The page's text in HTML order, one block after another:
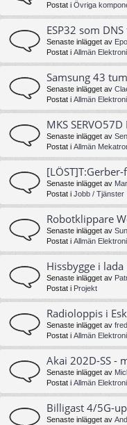
Postat i Övriga
ESP32 som
Senaste inlägget av
Postat i Allmän
Samsung 43
Senaste inlägget av
Postat i Allmän
MKS
Senaste inlägget av
Postat i Allmän
Senaste inlägget av
Postat i Jobb / Tjänster
Robotklippare
Senaste inlägget av
Postat i Allmän
Hissbygge i lada
Senaste inlägget av
Postat i Projekt
Radioloppis i
Senaste inlägget av
Postat i Allmän
Akai 202D-SS -
Senaste inlägget av
Postat i Allmän
Billigast 4/5G-
Senaste inlägget av